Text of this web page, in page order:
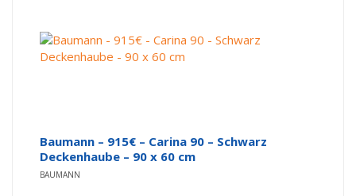
Baumann – 915€ – Carina 90 – Schwarz
Deckenhaube – 90 x 60 cm
BAUMANN